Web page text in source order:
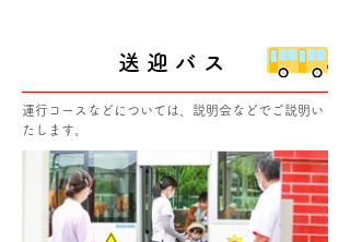
送迎バス
運行コースなどについては、説明会などでご説明い
たします。